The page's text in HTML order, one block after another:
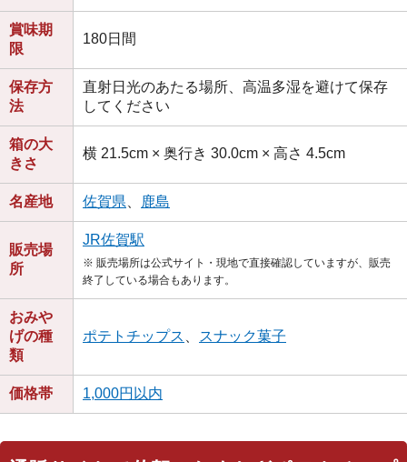
賞味期
限
180日間
保存方
法
直射日光のあたる場所、高温多湿を避けて保存
してください
箱の大
きさ
横 21.5cm × 奥行き 30.0cm × 高さ 4.5cm
名産地 佐賀県 鹿島
販売場
所
JR佐賀駅
※ 販売場所は公式サイト・現地で直接確認していますが、販売
終了している場合もあります。
おみや
げの種
類
ポテトチップス スナック菓子
価格帯 1,000円以内